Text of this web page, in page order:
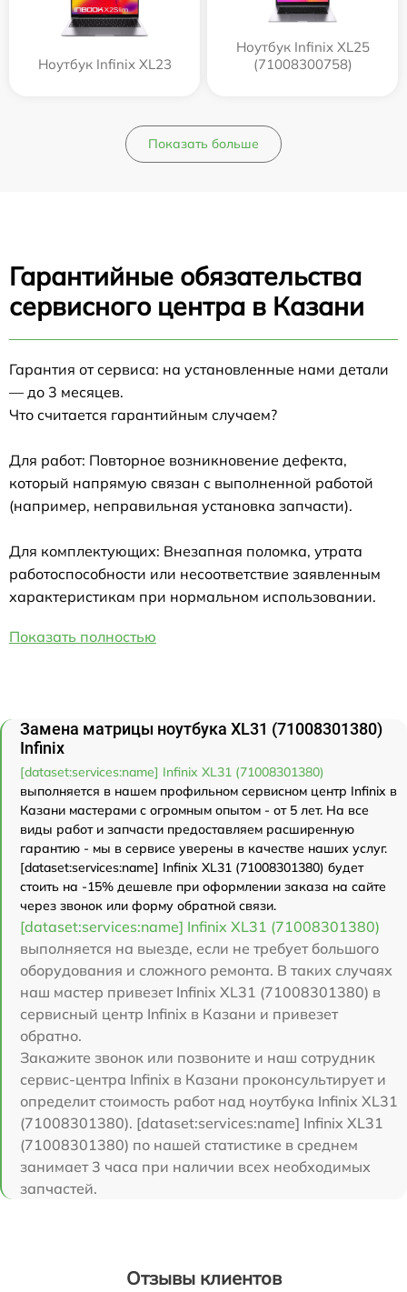
Ноутбук Infinix XL23
Ноутбук Infinix XL25
(71008300758)
Показать больше
Гарантийные обязательства
сервисного центра в Казани
Гарантия от сервиса: на установленные нами детали
— до 3 месяцев.
Что считается гарантийным случаем?
Для работ: Повторное возникновение дефекта,
который напрямую связан с выполненной работой
(например, неправильная установка запчасти).
Для комплектующих: Внезапная поломка, утрата
работоспособности или несоответствие заявленным
характеристикам при нормальном использовании.
Показать полностью
Замена матрицы ноутбука XL31 (71008301380)
Infinix
[dataset:services:name] Infinix XL31 (71008301380)
выполняется в нашем профильном сервисном центр Infinix в
Казани мастерами с огромным опытом - от 5 лет. На все
виды работ и запчасти предоставляем расширенную
гарантию - мы в сервисе уверены в качестве наших услуг.
[dataset:services:name] Infinix XL31 (71008301380) будет
стоить на -15% дешевле при оформлении заказа на сайте
через звонок или форму обратной связи.
[dataset:services:name] Infinix XL31 (71008301380)
выполняется на выезде, если не требует большого
оборудования и сложного ремонта. В таких случаях
наш мастер привезет Infinix XL31 (71008301380) в
сервисный центр Infinix в Казани и привезет
обратно.
Закажите звонок или позвоните и наш сотрудник
сервис-центра Infinix в Казани проконсультирует и
определит стоимость работ над ноутбука Infinix XL31
(71008301380). [dataset:services:name] Infinix XL31
(71008301380) по нашей статистике в среднем
занимает 3 часа при наличии всех необходимых
запчастей.
Отзывы клиентов